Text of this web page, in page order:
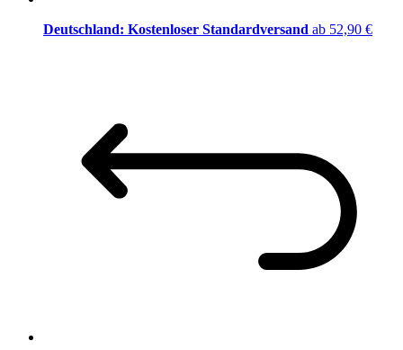
Deutschland: Kostenloser Standardversand ab 52,90 €